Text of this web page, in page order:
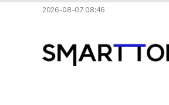
2026-08-07 08:46